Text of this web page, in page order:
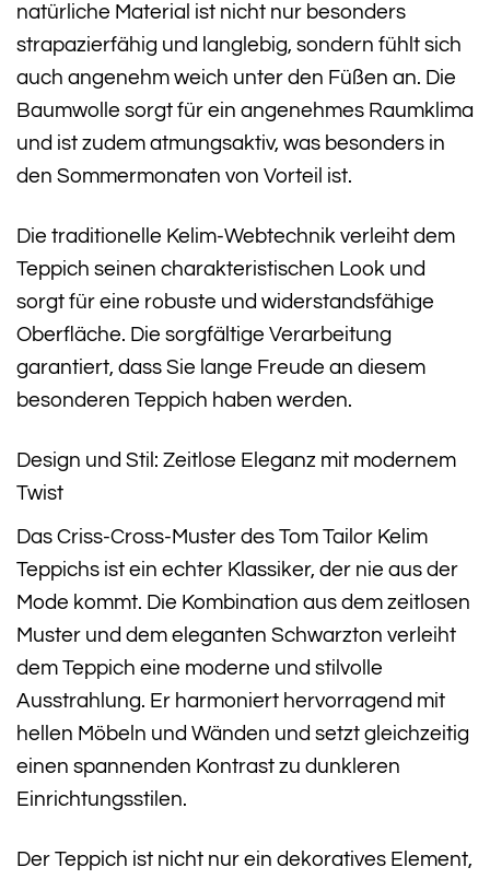
natürliche Material ist nicht nur besonders
strapazierfähig und langlebig, sondern fühlt sich
auch angenehm weich unter den Füßen an. Die
Baumwolle sorgt für ein angenehmes Raumklima
und ist zudem atmungsaktiv, was besonders in
den Sommermonaten von Vorteil ist.
Die traditionelle Kelim-Webtechnik verleiht dem
Teppich seinen charakteristischen Look und
sorgt für eine robuste und widerstandsfähige
Oberfläche. Die sorgfältige Verarbeitung
garantiert, dass Sie lange Freude an diesem
besonderen Teppich haben werden.
Design und Stil: Zeitlose Eleganz mit modernem
Twist
Das Criss-Cross-Muster des Tom Tailor Kelim
Teppichs ist ein echter Klassiker, der nie aus der
Mode kommt. Die Kombination aus dem zeitlosen
Muster und dem eleganten Schwarzton verleiht
dem Teppich eine moderne und stilvolle
Ausstrahlung. Er harmoniert hervorragend mit
hellen Möbeln und Wänden und setzt gleichzeitig
einen spannenden Kontrast zu dunkleren
Einrichtungsstilen.
Der Teppich ist nicht nur ein dekoratives Element,